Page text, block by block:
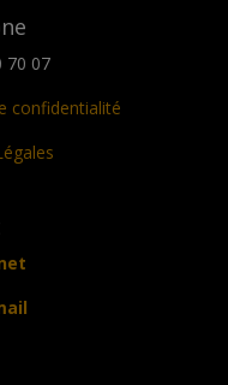
70 07
confidentialité